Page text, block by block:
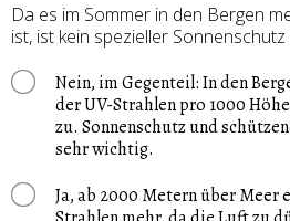
Da es im Sommer in den Bergen
ist, ist kein spezieller Sonnenschutz
Nein, im Gegenteil: In den
der UV-Strahlen pro 1000
zu. Sonnenschutz und
sehr wichtig.
Ja, ab 2000 Metern über Meer